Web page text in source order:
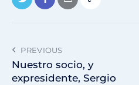
PREVIOUS
Nuestro socio, y
expresidente, Sergio